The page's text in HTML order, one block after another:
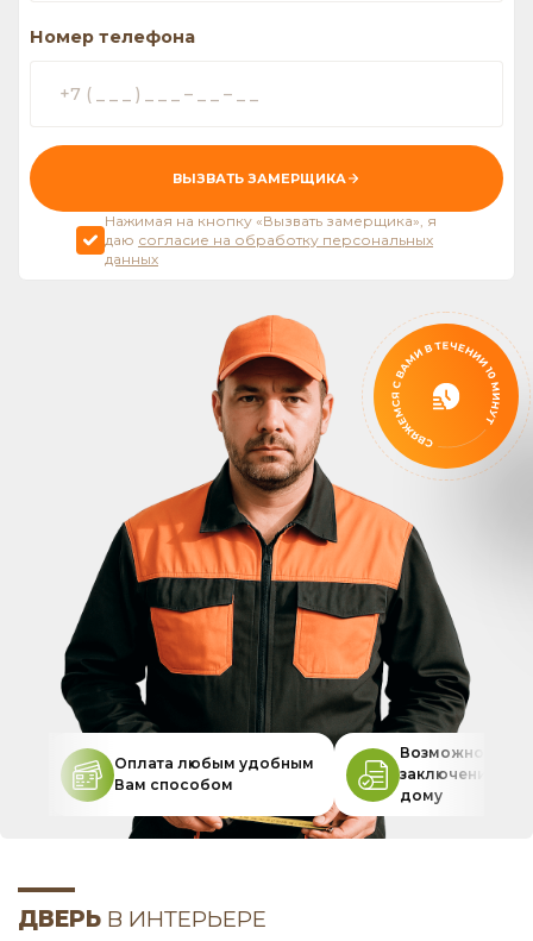
Номер телефона
ВЫЗВАТЬ ЗАМЕРЩИКА
Нажимая на кнопку «Вызвать замерщика», я
даю согласие на обработку персональных
данных
Оплата любым удобным
Вам способом
Возможность
заключения
дому
ДВЕРЬ В ИНТЕРЬЕРЕ